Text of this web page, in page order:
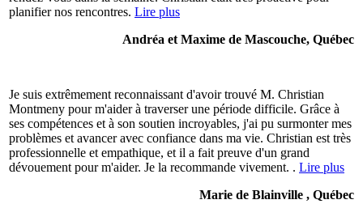
planifier nos rencontres. Lire plus
Andréa et Maxime de Mascouche, Québec
Je suis extrêmement reconnaissant d'avoir trouvé M. Christian
Montmeny pour m'aider à traverser une période difficile. Grâce à
ses compétences et à son soutien incroyables, j'ai pu surmonter mes
problèmes et avancer avec confiance dans ma vie. Christian est très
professionnelle et empathique, et il a fait preuve d'un grand
dévouement pour m'aider. Je la recommande vivement. . Lire plus
Marie de Blainville , Québec